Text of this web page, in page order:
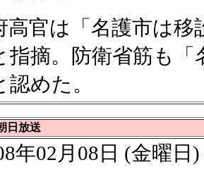
官は「名護市は移
指摘。防衛省筋も
認めた。
日放送
年02月08日 (金曜日)